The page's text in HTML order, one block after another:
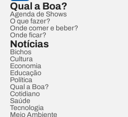
Qual a Boa?
Agenda de Shows
O que fazer?
Onde comer e beber?
Onde ficar?
Notícias
Bichos
Cultura
Economia
Educação
Política
Qual a Boa?
Cotidiano
Saúde
Tecnologia
Meio Ambiente